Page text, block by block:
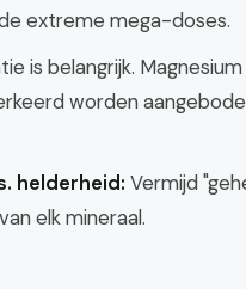
extreme mega-doses.
is belangrijk.
worden
helderheid: Vermijd
elk mineraal.